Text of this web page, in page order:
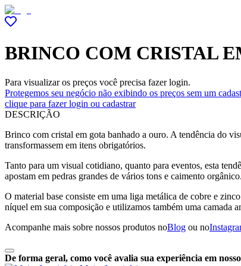
BRINCO COM CRISTAL
Para visualizar os preços você precisa fazer login.
Protegemos seu negócio não exibindo os preços sem um
clique para fazer login ou cadastrar
DESCRIÇÃO
Brinco com cristal em gota banhado a ouro. A tendência do
transformassem em itens obrigatórios.
Tanto para um visual cotidiano, quanto para eventos, esta
apostam em pedras grandes de vários tons e caimento orgânico.
O material base consiste em uma liga metálica de cobre e
níquel em sua composição e utilizamos também uma camada
Acompanhe mais sobre nossos produtos noBlog ou no
De forma geral, como você avalia sua experiência em